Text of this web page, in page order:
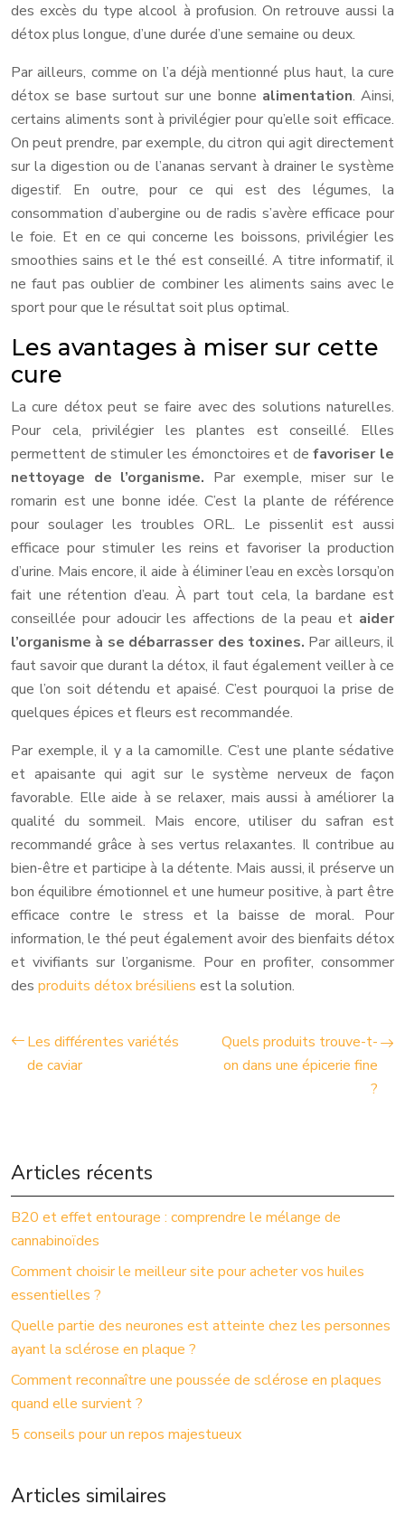
des excès du type alcool à profusion. On retrouve aussi la
détox plus longue, d’une durée d’une semaine ou deux.
Par ailleurs, comme on l’a déjà mentionné plus haut, la cure
détox se base surtout sur une bonne alimentation. Ainsi,
certains aliments sont à privilégier pour qu’elle soit efficace.
On peut prendre, par exemple, du citron qui agit directement
sur la digestion ou de l’ananas servant à drainer le système
digestif. En outre, pour ce qui est des légumes, la
consommation d’aubergine ou de radis s’avère efficace pour
le foie. Et en ce qui concerne les boissons, privilégier les
smoothies sains et le thé est conseillé. A titre informatif, il
ne faut pas oublier de combiner les aliments sains avec le
sport pour que le résultat soit plus optimal.
Les avantages à miser sur cette
cure
La cure détox peut se faire avec des solutions naturelles.
Pour cela, privilégier les plantes est conseillé. Elles
permettent de stimuler les émonctoires et defavoriser le
nettoyage de l’organisme. Par exemple, miser sur le
romarin est une bonne idée. C’est la plante de référence
pour soulager les troubles ORL. Le pissenlit est aussi
efficace pour stimuler les reins et favoriser la production
d’urine. Mais encore, il aide à éliminer l’eau en excès lorsqu’on
fait une rétention d’eau. À part tout cela, la bardane est
conseillée pour adoucir les affections de la peau et aider
l’organisme à se débarrasser des toxines. Par ailleurs, il
faut savoir que durant la détox, il faut également veiller à ce
que l’on soit détendu et apaisé. C’est pourquoi la prise de
quelques épices et fleurs est recommandée.
Par exemple, il y a la camomille. C’est une plante sédative
et apaisante qui agit sur le système nerveux de façon
favorable. Elle aide à se relaxer, mais aussi à améliorer la
qualité du sommeil. Mais encore, utiliser du safran est
recommandé grâce à ses vertus relaxantes. Il contribue au
bien-être et participe à la détente. Mais aussi, il préserve un
bon équilibre émotionnel et une humeur positive, à part être
efficace contre le stress et la baisse de moral. Pour
information, le thé peut également avoir des bienfaits détox
et vivifiants sur l’organisme. Pour en profiter, consommer
des produits détox brésiliens est la solution.
Les différentes variétés
de caviar
Quels produits trouve-t-
on dans une épicerie fine
?
Articles récents
B20 et effet entourage : comprendre le mélange de
cannabinoïdes
Comment choisir le meilleur site pour acheter vos huiles
essentielles ?
Quelle partie des neurones est atteinte chez les personnes
ayant la sclérose en plaque ?
Comment reconnaître une poussée de sclérose en plaques
quand elle survient ?
5 conseils pour un repos majestueux
Articles similaires